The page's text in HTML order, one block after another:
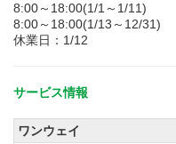
8:00～18:00(1/1～1/11)
8:00～18:00(1/13～12/31)
休業日：1/12
サービス情報
ワンウェイ